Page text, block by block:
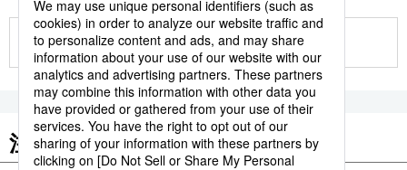
もっと見る
注目のキーワード